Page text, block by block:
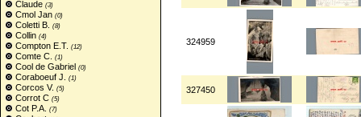
Claude (3)
Cmol Jan (0)
Coletti B. (8)
Collin (4)
Compton E.T. (12)
Comte C. (1)
Cool de Gabriel (0)
Coraboeuf J. (1)
Corcos V. (5)
Corrot C (5)
Cot P.A. (7)
324959
327450